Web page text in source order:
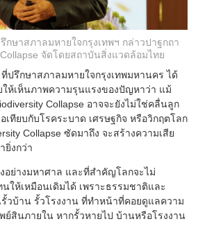
ษาสภาลมหายใจกรุงเทพฯ กล่าวปาฐกถา
จัดโดยสถาบันสิ่งแวดล้อมไทย
ที่ปรึกษาสภาลมหายใจกรุงเทพมหานคร ได้
ให้เห็นภาพความรุนแรงของปัญหาว่า แม้
Collapse อาจจะยังไม่ใช่คลื่นลูก
เทียบกับโรคระบาด เศรษฐกิจ หรือวิกฤตโลก
Collapse ซัดมาถึง จะสร้างความเสีย
ยิ่งกว่า
อย่างมหาศาล และที่สำคัญโลกจะไม่
ให้เหมือนเดิมได้ เพราะธรรมชาติและ
รั้วบ้าน รั้วโรงงาน ที่ทำหน้าที่คอยดูแลความ
สินภายใน หากรั้วหายไป บ้านหรือโรงงาน